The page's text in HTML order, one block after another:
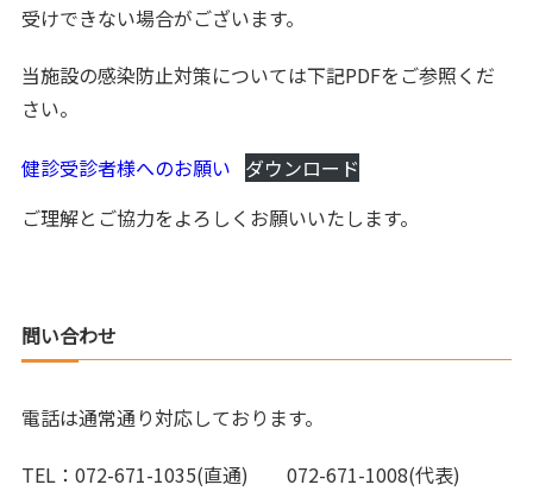
受けできない場合がございます。
当施設の感染防止対策については下記PDFをご参照くだ
さい。
健診受診者様へのお願い ダウンロード
ご理解とご協力をよろしくお願いいたします。
問い合わせ
電話は通常通り対応しております。
TEL：072-671-1035(直通) 072-671-1008(代表)